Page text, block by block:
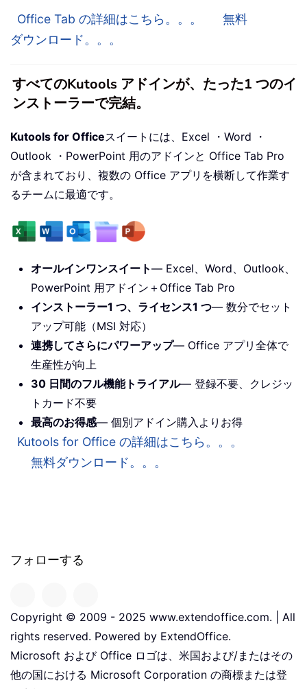
Office Tab の詳細はこちら。。。
無料
ダウンロード。。。
すべてのKutools アドインが、たった1 つのイ
ンストーラーで完結。
Kutools for Officeスイートには、Excel ・Word ・
Outlook ・PowerPoint 用のアドインと Office Tab Pro
が含まれており、複数の Office アプリを横断して作業す
るチームに最適です。
オールインワンスイート— Excel、Word、Outlook、
PowerPoint 用アドイン＋Office Tab Pro
インストーラー1 つ、ライセンス1 つ— 数分でセット
アップ可能（MSI 対応）
連携してさらにパワーアップ— Office アプリ全体で
生産性が向上
30 日間のフル機能トライアル— 登録不要、クレジッ
トカード不要
最高のお得感— 個別アドイン購入よりお得
Kutools for Office の詳細はこちら。。。
無料ダウンロード。。。
フォローする
Copyright © 2009 - 2025 www.extendoffice.com. | All
rights reserved. Powered by ExtendOffice.
Microsoft および Office ロゴは、米国および/またはその
他の国における Microsoft Corporation の商標または登